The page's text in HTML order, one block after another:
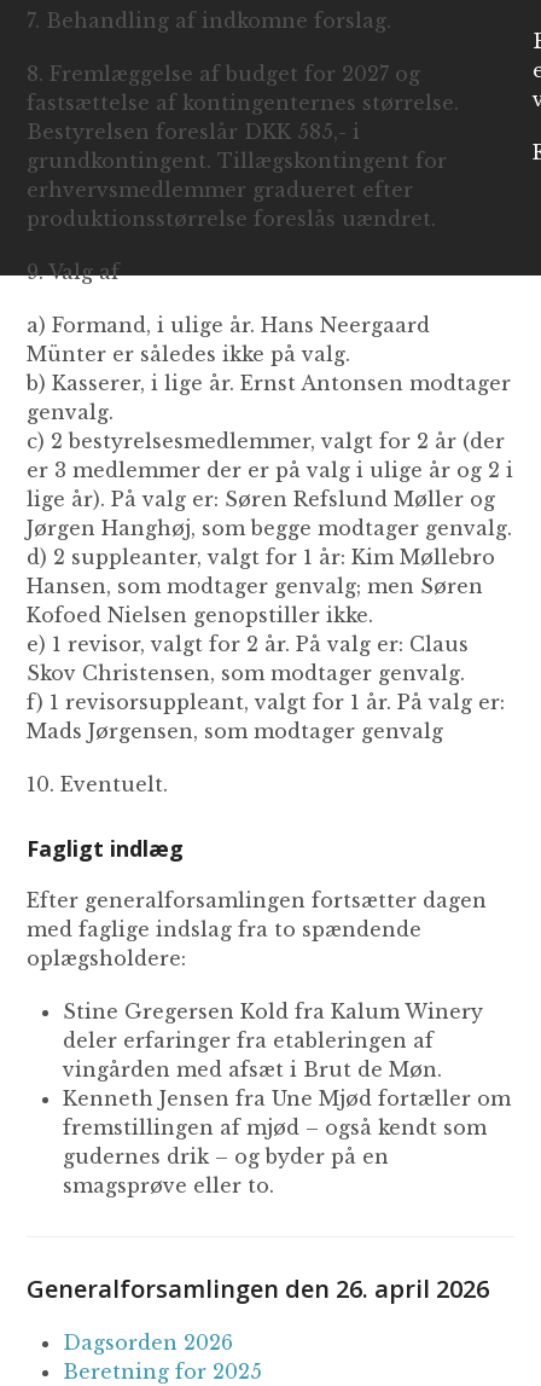
7. Behandling af indkomne forslag.
8. Fremlæggelse af budget for 2027 og
fastsættelse af kontingenternes størrelse.
Bestyrelsen foreslår DKK 585,- i
grundkontingent. Tillægskontingent for
erhvervsmedlemmer gradueret efter
produktionsstørrelse foreslås uændret.
9. Valg af
a) Formand, i ulige år. Hans Neergaard
Münter er således ikke på valg.
b) Kasserer, i lige år. Ernst Antonsen modtager
genvalg.
c) 2 bestyrelsesmedlemmer, valgt for 2 år (der
er 3 medlemmer der er på valg i ulige år og 2 i
lige år). På valg er: Søren Refslund Møller og
Jørgen Hanghøj, som begge modtager genvalg.
d) 2 suppleanter, valgt for 1 år: Kim Møllebro
Hansen, som modtager genvalg; men Søren
Kofoed Nielsen genopstiller ikke.
e) 1 revisor, valgt for 2 år. På valg er: Claus
Skov Christensen, som modtager genvalg.
f) 1 revisorsuppleant, valgt for 1 år. På valg er:
Mads Jørgensen, som modtager genvalg
10. Eventuelt.
Fagligt indlæg
Efter generalforsamlingen fortsætter dagen
med faglige indslag fra to spændende
oplægsholdere:
Stine Gregersen Kold fra Kalum Winery
deler erfaringer fra etableringen af
vingården med afsæt i Brut de Møn.
Kenneth Jensen fra Une Mjød fortæller om
fremstillingen af mjød – også kendt som
gudernes drik – og byder på en
smagsprøve eller to.
Generalforsamlingen den 26. april 2026
Dagsorden 2026
Beretning for 2025